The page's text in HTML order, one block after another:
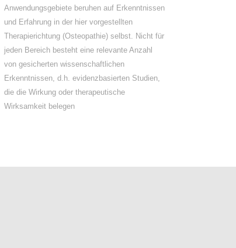
Anwendungsgebiete beruhen auf Erkenntnissen
und Erfahrung in der hier vorgestellten
Therapierichtung (Osteopathie) selbst. Nicht für
jeden Bereich besteht eine relevante Anzahl
von gesicherten wissenschaftlichen
Erkenntnissen, d.h. evidenzbasierten Studien,
die die Wirkung oder therapeutische
Wirksamkeit belegen